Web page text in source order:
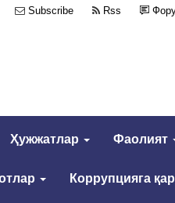
Subscribe Rss
Ҳужжатлар Фаолият
Коррупцияга